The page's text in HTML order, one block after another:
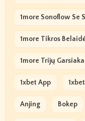
1more Sonoflow Se
1more Tikros
1more Trijų
1xbet App
Anjing Bokep